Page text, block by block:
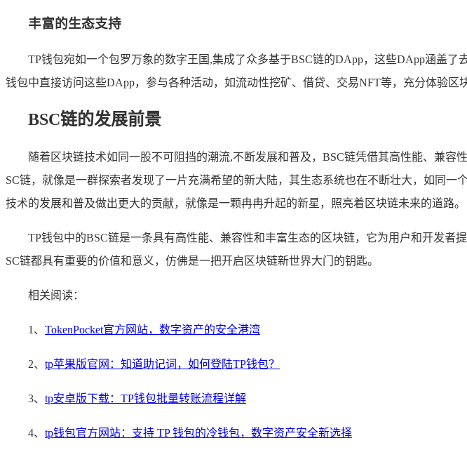
丰富的生态支持
TP钱包宛如一个包罗万象的数字王国,集成了众多基于BSC链的DApp，这些DApp涵盖
钱包中直接访问这些DApp，参与各种活动，如流动性挖矿、借贷、交易NFT等，充分体验区
BSC链的发展前景
随着区块链技术如同一股不可阻挡的潮流,不断发展和普及，BSC链凭借其高性能、兼
SC链，就像是一群探索者发现了一片充满希望的新大陆，其生态系统也在不断壮大，如同
技术的发展和普及做出更大的贡献，就像是一颗冉冉升起的新星，照亮着区块链未来的道路。
TP钱包中的BSC链是一条具有高性能、兼容性和丰富生态的区块链，它为用户和开发
SC链都具有重要的价值和意义，仿佛是一把开启区块链新世界大门的钥匙。
相关阅读：
1、 TokenPocket官方网站，数字资产的安全港湾
2、 tp苹果版官网：知道助记词，如何登陆TP钱包？
3、 tp安卓版下载：TP钱包批量转账流程详解
4、 tp钱包官方网站：支持 TP 钱包的冷钱包，数字资产安全新选择